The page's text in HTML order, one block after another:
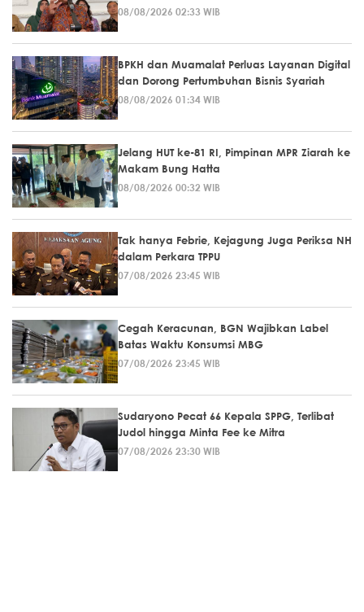
08/08/2026 02:33 WIB
BPKH dan Muamalat Perluas Layanan Digital
dan Dorong Pertumbuhan Bisnis Syariah
08/08/2026 01:34 WIB
Jelang HUT ke-81 RI, Pimpinan MPR Ziarah ke
Makam Bung Hatta
08/08/2026 00:32 WIB
Tak hanya Febrie, Kejagung Juga Periksa NH
dalam Perkara TPPU
07/08/2026 23:45 WIB
Cegah Keracunan, BGN Wajibkan Label
Batas Waktu Konsumsi MBG
07/08/2026 23:45 WIB
Sudaryono Pecat 66 Kepala SPPG, Terlibat
Judol hingga Minta Fee ke Mitra
07/08/2026 23:30 WIB